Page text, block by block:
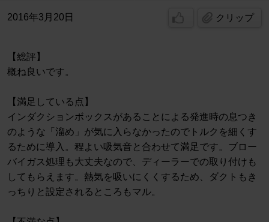
2016年3月20日 クリップ
【総評】
概ね良いです。
【満足している点】
インダクションボックスがあることによる発進時の息つき
のような「溜め」が気に入らなかったのでトルクを細くす
るために導入。程よい吸気音と合わせて満足です。ブロー
バイガス処理も大丈夫なので、ディーラーでの取り付けも
してもらえます。熱気を吸いにくくするため、ダクトもき
っちりと設定されるところもマル。